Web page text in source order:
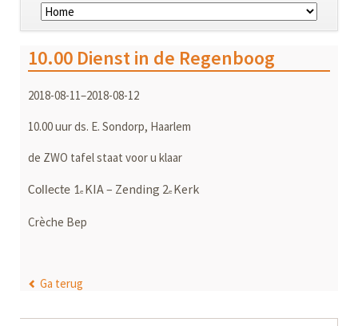
Navigatie
overslaan
10.00 Dienst in de Regenboog
2018-08-11–2018-08-12
10.00 uur ds. E. Sondorp, Haarlem
de ZWO tafel staat voor u klaar
Collecte 1e KIA – Zending 2e Kerk
Crèche Bep
Ga terug